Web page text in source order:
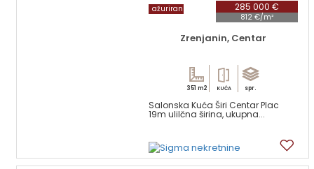
285 000 €
812 €/m²
ažuriran
Zrenjanin, Centar
351 m2 KUĆA spr.
Salonska Kuća Širi Centar Plac
19m ulilčna širina, ukupna...